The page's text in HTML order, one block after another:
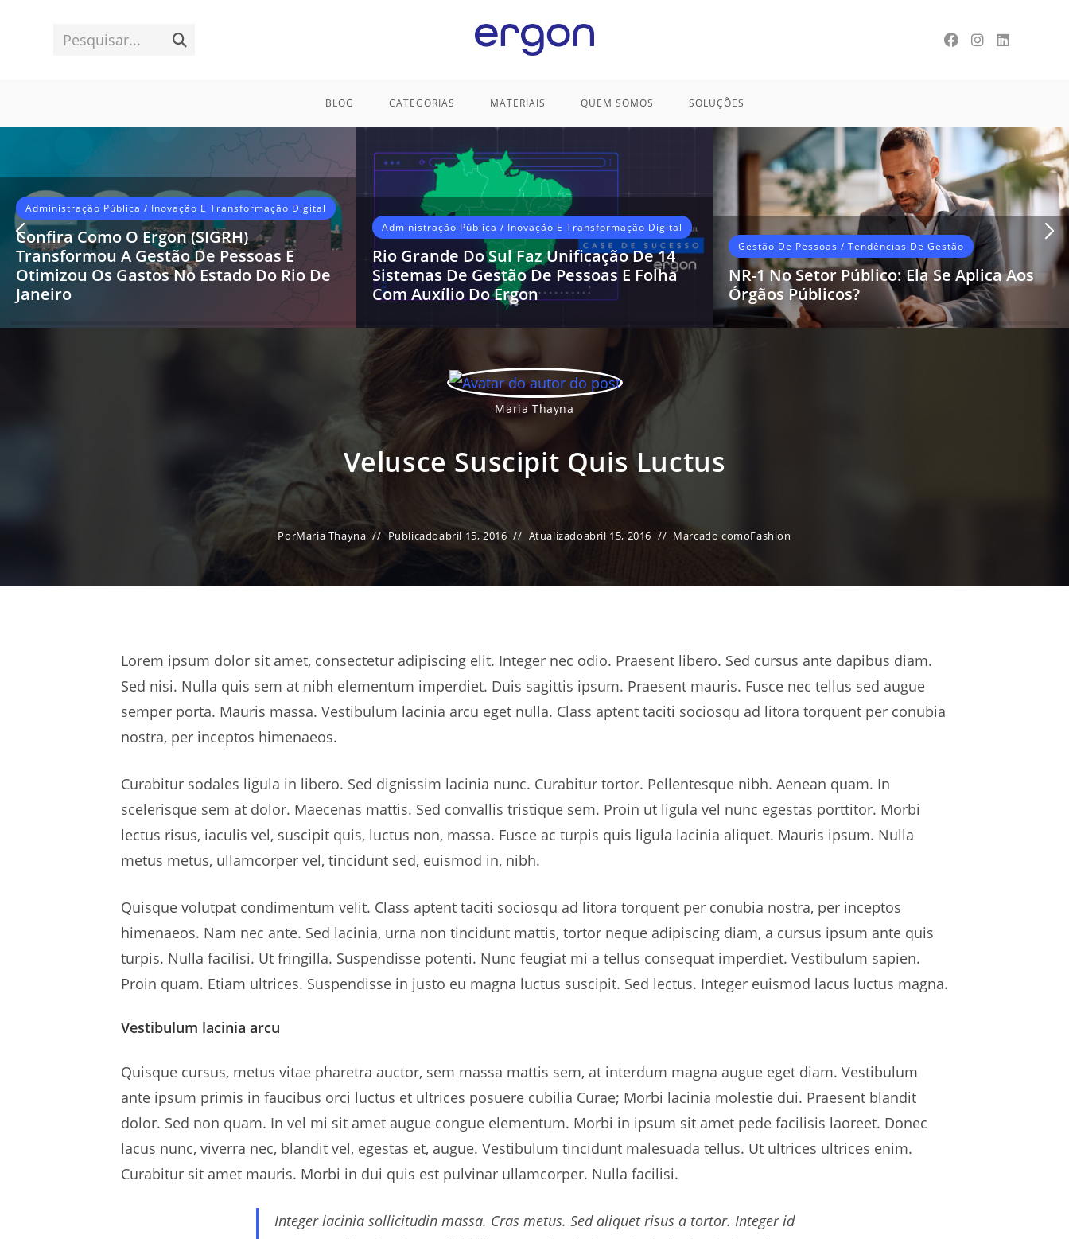
Pesquisar...
BLOG CATEGORIAS MATERIAIS QUEM SOMOS SOLUÇÕES
Administração Pública / Inovação E Transformação Digital
Confira Como O Ergon (SIGRH)
Transformou A Gestão De Pessoas E
Otimizou Os Gastos No Estado Do Rio De
Janeiro
A modernização da gestão pública é um desafio
Administração Pública / Inovação E Transformação Digital
Rio Grande Do Sul Faz Unificação De 14
Sistemas De Gestão De Pessoas E Folha
Com Auxílio Do Ergon
Entenda como, com a solução da Techne, o
Estado partiu de um cenário de dispersão
administrativa para a eficiência operacional…
LEIA MAIS
Gestão De Pessoas / Tendências De Gestão
NR-1 No Setor Público: Ela Se Aplica Aos
Órgãos Públicos?
As recentes atualizações da Norma
Maria Thayna
Velusce Suscipit Quis Luctus
PorMaria Thayna Publicadoabril 15, 2016 Atualizadoabril 15, 2016 Marcado comoFashion
Lorem ipsum dolor sit amet, consectetur adipiscing elit. Integer nec odio. Praesent libero. Sed cursus ante dapibus diam.
Sed nisi. Nulla quis sem at nibh elementum imperdiet. Duis sagittis ipsum. Praesent mauris. Fusce nec tellus sed augue
semper porta. Mauris massa. Vestibulum lacinia arcu eget nulla. Class aptent taciti sociosqu ad litora torquent per conubia
nostra, per inceptos himenaeos.
Curabitur sodales ligula in libero. Sed dignissim lacinia nunc. Curabitur tortor. Pellentesque nibh. Aenean quam. In
scelerisque sem at dolor. Maecenas mattis. Sed convallis tristique sem. Proin ut ligula vel nunc egestas porttitor. Morbi
lectus risus, iaculis vel, suscipit quis, luctus non, massa. Fusce ac turpis quis ligula lacinia aliquet. Mauris ipsum. Nulla
metus metus, ullamcorper vel, tincidunt sed, euismod in, nibh.
Quisque volutpat condimentum velit. Class aptent taciti sociosqu ad litora torquent per conubia nostra, per inceptos
himenaeos. Nam nec ante. Sed lacinia, urna non tincidunt mattis, tortor neque adipiscing diam, a cursus ipsum ante quis
turpis. Nulla facilisi. Ut fringilla. Suspendisse potenti. Nunc feugiat mi a tellus consequat imperdiet. Vestibulum sapien.
Proin quam. Etiam ultrices. Suspendisse in justo eu magna luctus suscipit. Sed lectus. Integer euismod lacus luctus magna.
Vestibulum lacinia arcu
Quisque cursus, metus vitae pharetra auctor, sem massa mattis sem, at interdum magna augue eget diam. Vestibulum
ante ipsum primis in faucibus orci luctus et ultrices posuere cubilia Curae; Morbi lacinia molestie dui. Praesent blandit
dolor. Sed non quam. In vel mi sit amet augue congue elementum. Morbi in ipsum sit amet pede facilisis laoreet. Donec
lacus nunc, viverra nec, blandit vel, egestas et, augue. Vestibulum tincidunt malesuada tellus. Ut ultrices ultrices enim.
Curabitur sit amet mauris. Morbi in dui quis est pulvinar ullamcorper. Nulla facilisi.
Integer lacinia sollicitudin massa. Cras metus. Sed aliquet risus a tortor. Integer id